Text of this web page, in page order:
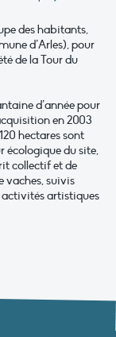
des habitants,
d’Arles), pour
de la Tour du
d’année pour
en 2003
hectares sont
écologique du site,
collectif et de
vaches, suivis
activités artistiques